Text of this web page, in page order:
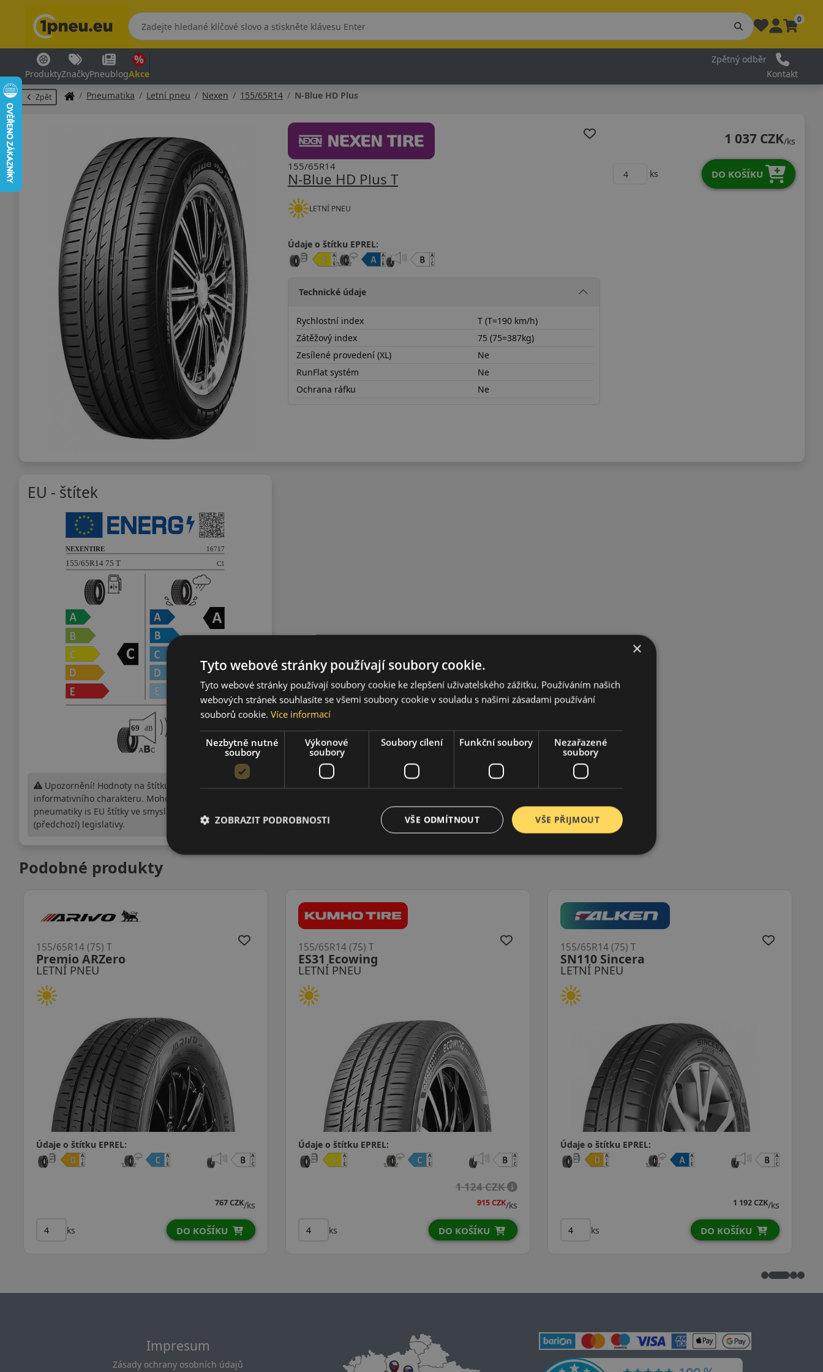
0
ProduktyZnačkyPneublogAkce
Zpětný odběr
Kontakt
Zpět Pneumatika Letní pneu Nexen 155/65R14 N-Blue HD Plus
N-Blue HD Plus T
155/65R14
LETNÍ PNEU
Údaje o štítku EPREL:
Technické údaje
Rychlostní index
T (T=190 km/h)
Zátěžový index
75 (75=387kg)
Zesílené provedení (XL)
Ne
RunFlat systém
Ne
Ochrana ráfku
Ne
1 037 CZK/ks
ks DO KOŠÍKU
EU - štítek
Upozornění! Hodnoty na štítku jsou pouze
informativního charakteru. Mohou být dodány
pneumatiky is EU štítky ve smyslu dosud platné
(předchozí) legislativy.
Podobné produkty
LETNÍ PNEU
SN110
155/65R14 (75) T
Údaje o štítku EPREL:
1 234 CZK/ks
ks DO KOŠÍKU
LETNÍ PNEU
Bravuris 5HM
155/65R14 (75) T
Údaje o štítku EPREL:
1 292 CZK/ks
ks DO KOŠÍKU
LETNÍ PNEU
T-Trac 2
155/65R14 (75) T
Údaje o štítku EPREL:
1 295 CZK/ks
ks DO KOŠÍKU
Impresum
Zásady ochrany osobních údajů
×
Tyto webové stránky používají soubory cookie.
Tyto webové stránky používají soubory cookie ke zlepšení uživatelského zážitku. Používáním našich
webových stránek souhlasíte se všemi soubory cookie v souladu s našimi zásadami používání
souborů cookie. Více informací
Nezbytně nutné
soubory
Výkonové
soubory
Soubory cílení Funkční soubory
Nezařazené
soubory
VŠE PŘIJMOUT
VŠE ODMÍTNOUT
ZOBRAZIT PODROBNOSTI